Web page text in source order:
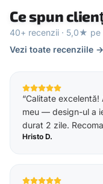
Ce spun
40+ recenzii · 5,0★ pe
Vezi toate recenziile →
“Calitate excelentă!
meu — design-ul a
durat 2 zile.
Hristo D.